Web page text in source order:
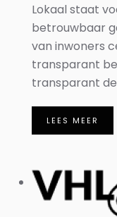
Lokaal staat
betrouwbaar
van inwoners
transparant
transparant
LEES MEER